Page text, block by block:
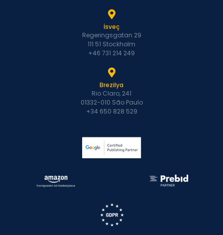
İsveç
Regeringsgatan 29
111 51 Stockholm
+46 731 214 249
Brezilya
Rio Claro, 241
01332-010 São Paulo
+34 650 828 529